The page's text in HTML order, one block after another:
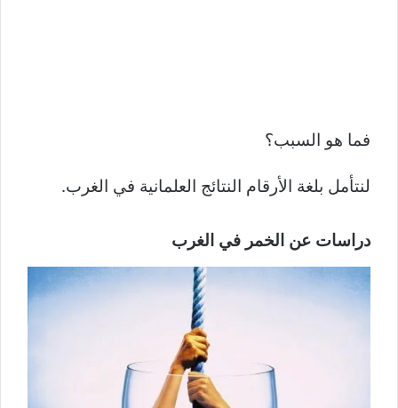
فما هو السبب؟
لنتأمل بلغة الأرقام النتائج العلمانية في الغرب.
دراسات عن الخمر في الغرب